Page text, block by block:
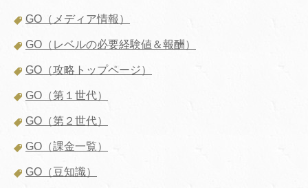
GO（メディア情報）
GO（レベルの必要経験値＆報酬）
GO（攻略トップページ）
GO（第１世代）
GO（第２世代）
GO（課金一覧）
GO（豆知識）